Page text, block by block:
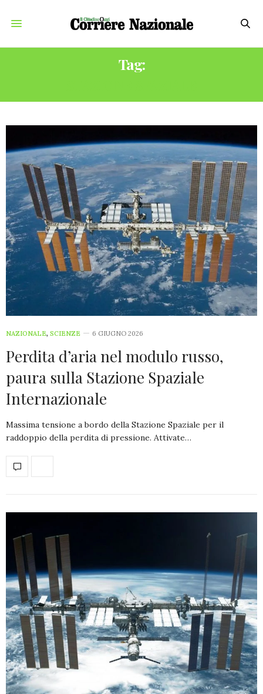
Tag:
NAZIONALE, SCIENZE 6 GIUGNO 2026
Perdita d’aria nel modulo russo,
paura sulla Stazione Spaziale
Internazionale
Massima tensione a bordo della Stazione Spaziale per il
raddoppio della perdita di pressione. Attivate…